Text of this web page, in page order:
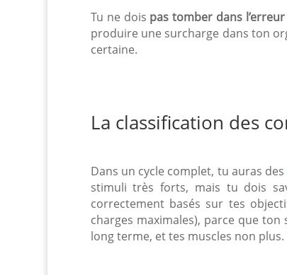
Tu ne dois pas tomber dans
produire une surcharge dans ton
certaine.
La classification des
Dans un cycle complet, tu auras des
stimuli très forts, mais tu dois
correctement basés sur tes
charges maximales), parce que
long terme, et tes muscles non